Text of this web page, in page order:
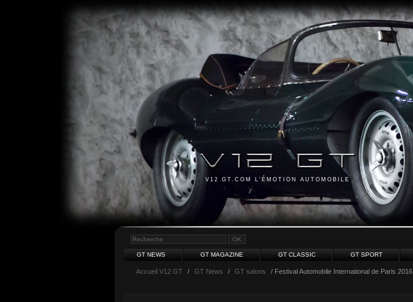
V12 GT.COM L'ÉMOTION AUTOMOBILE
GT NEWS GT MAGAZINE GT CLASSIC GT SPORT
Accueil V12 GT / GT News / GT salons / Festival Automobile International de Paris 2016